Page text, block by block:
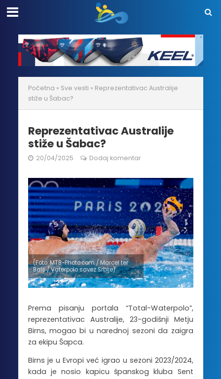
Početna » Sve vesti » Reprezentativac Australije
stiže u Šabac?
Reprezentativac Australije
stiže u Šabac?
20/04/2025 Dodaj komentar
(Foto: MTB-Photo.com / Marcel ter
Bals / Vaterpolo savez Srbije)
Prema pisanju portala “Total-Waterpolo”,
reprezentativac Australije, 23-godišnji Metju
Birns, mogao bi u narednoj sezoni da zaigra
za ekipu Šapca.
Birns je u Evropi već igrao u sezoni 2023/2024,
kada je nosio kapicu španskog kluba Sent